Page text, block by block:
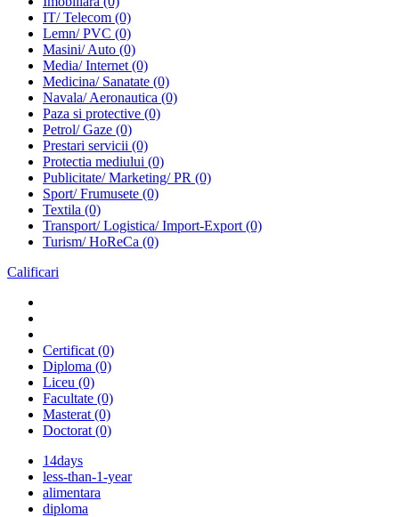
IT/ Telecom (0)
Lemn/ PVC (0)
Masini/ Auto (0)
Media/ Internet (0)
Medicina/ Sanatate (0)
Navala/ Aeronautica (0)
Paza si protective (0)
Petrol/ Gaze (0)
Prestari servicii (0)
Protectia mediului (0)
Publicitate/ Marketing/ PR (0)
Sport/ Frumusete (0)
Textila (0)
Transport/ Logistica/ Import-Export (0)
Turism/ HoReCa (0)
Calificari
Certificat (0)
Diploma (0)
Liceu (0)
Facultate (0)
Masterat (0)
Doctorat (0)
14days
less-than-1-year
alimentara
diploma